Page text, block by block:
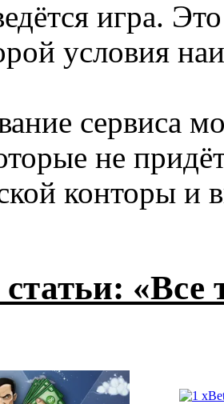
игра.
условия
сервиса
не
конторы и
«Все